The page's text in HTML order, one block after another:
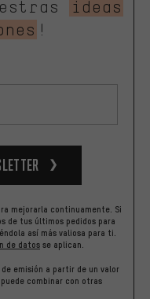
ideas
!
mejorarla continuamente. Si
de tus últimos pedidos para
así más valiosa para ti.
de datos se aplican.
emisión a partir de un valor
combinar con otras